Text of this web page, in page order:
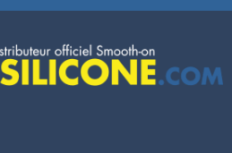
être
choisies
sur
la